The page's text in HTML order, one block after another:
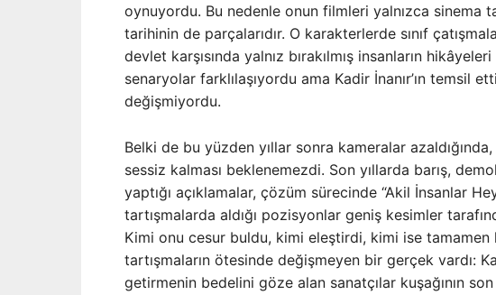
oynuyordu. Bu nedenle onun filmleri yalnızca sinema
tarihinin de parçalarıdır. O karakterlerde sınıf
devlet karşısında yalnız bırakılmış insanların
senaryolar farklılaşıyordu ama Kadir İnanır’ın temsil
değişmiyordu.
Belki de bu yüzden yıllar sonra kameralar
sessiz kalması beklenemezdi. Son yıllarda barış,
yaptığı açıklamalar, çözüm sürecinde “Akil İnsanlar
tartışmalarda aldığı pozisyonlar geniş kesimler
Kimi onu cesur buldu, kimi eleştirdi, kimi ise tamamen
tartışmaların ötesinde değişmeyen bir gerçek vardı:
getirmenin bedelini göze alan sanatçılar kuşağının